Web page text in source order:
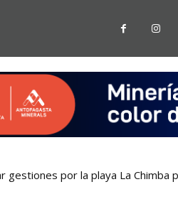
gestiones por la playa La